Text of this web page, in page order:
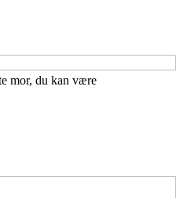
mor, du kan være